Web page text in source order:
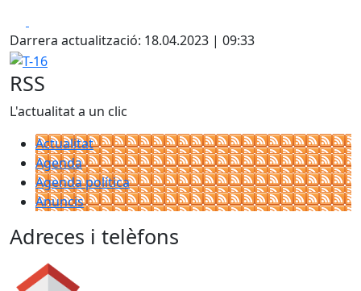
Darrera actualització: 18.04.2023 | 09:33
T-16
RSS
L'actualitat a un clic
Actualitat
Agenda
Agenda política
Anuncis
Adreces i telèfons